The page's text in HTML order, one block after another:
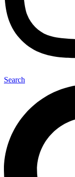
Search